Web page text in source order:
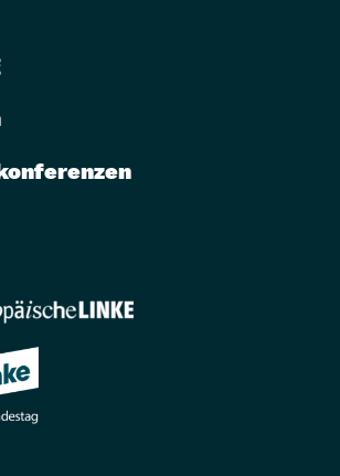
(Link öffnet ein neues Fenster)